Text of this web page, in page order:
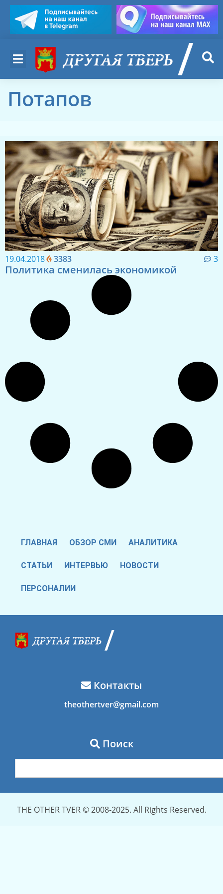
Потапов
19.04.2018 3383 3
Политика сменилась экономикой
ГЛАВНАЯ ОБЗОР СМИ АНАЛИТИКА
СТАТЬИ ИНТЕРВЬЮ НОВОСТИ
ПЕРСОНАЛИИ
Контакты
theothertver@gmail.com
Поиск
THE OTHER TVER © 2008-2025. All Rights Reserved.